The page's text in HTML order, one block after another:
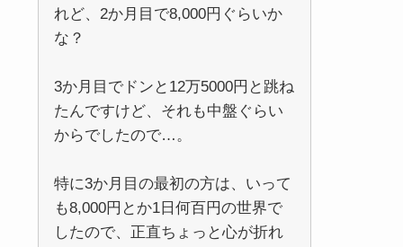
れど、2か月目で8,000円ぐらいか
な？
3か月目でドンと12万5000円と跳ね
たんですけど、それも中盤ぐらい
からでしたので…。
特に3か月目の最初の方は、いって
も8,000円とか1日何百円の世界で
したので、正直ちょっと心が折れ